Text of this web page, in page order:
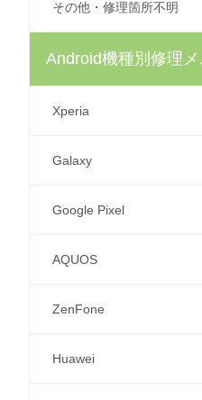
その他・修理箇所不明
Android機種別修理
Xperia
Galaxy
Google Pixel
AQUOS
ZenFone
Huawei